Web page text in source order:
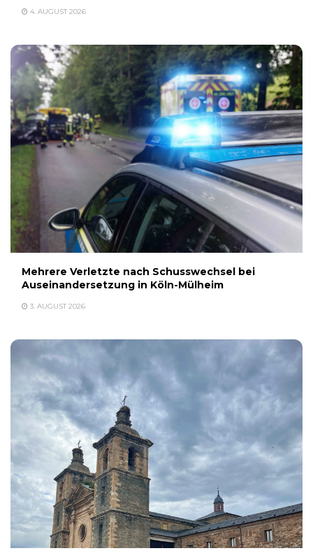
4. AUGUST 2026
Mehrere Verletzte nach Schusswechsel bei
Auseinandersetzung in Köln-Mülheim
3. AUGUST 2026